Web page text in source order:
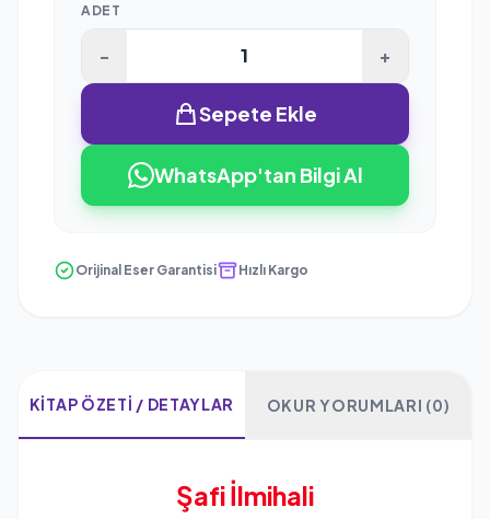
ADET
- +
Sepete Ekle
WhatsApp'tan Bilgi Al
Orijinal Eser Garantisi Hızlı Kargo
KITAP ÖZETI / DETAYLAR OKUR YORUMLARI (0)
Şafi İlmihali